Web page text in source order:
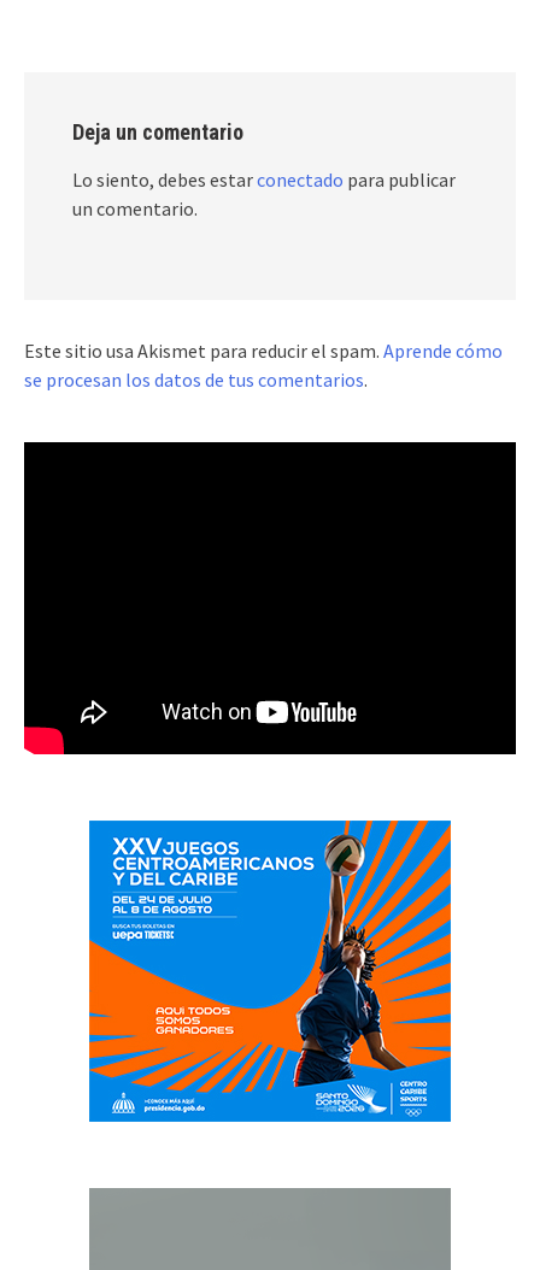
Deja un comentario
Lo siento, debes estarconectado para publicar
un comentario.
Este sitio usa Akismet para reducir el spam. Aprende cómo
se procesan los datos de tus comentarios.